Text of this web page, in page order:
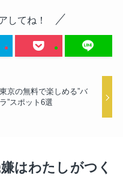
してね！
東京の無料で楽しめる”バ
ラ”スポット6選
はわたしがつく